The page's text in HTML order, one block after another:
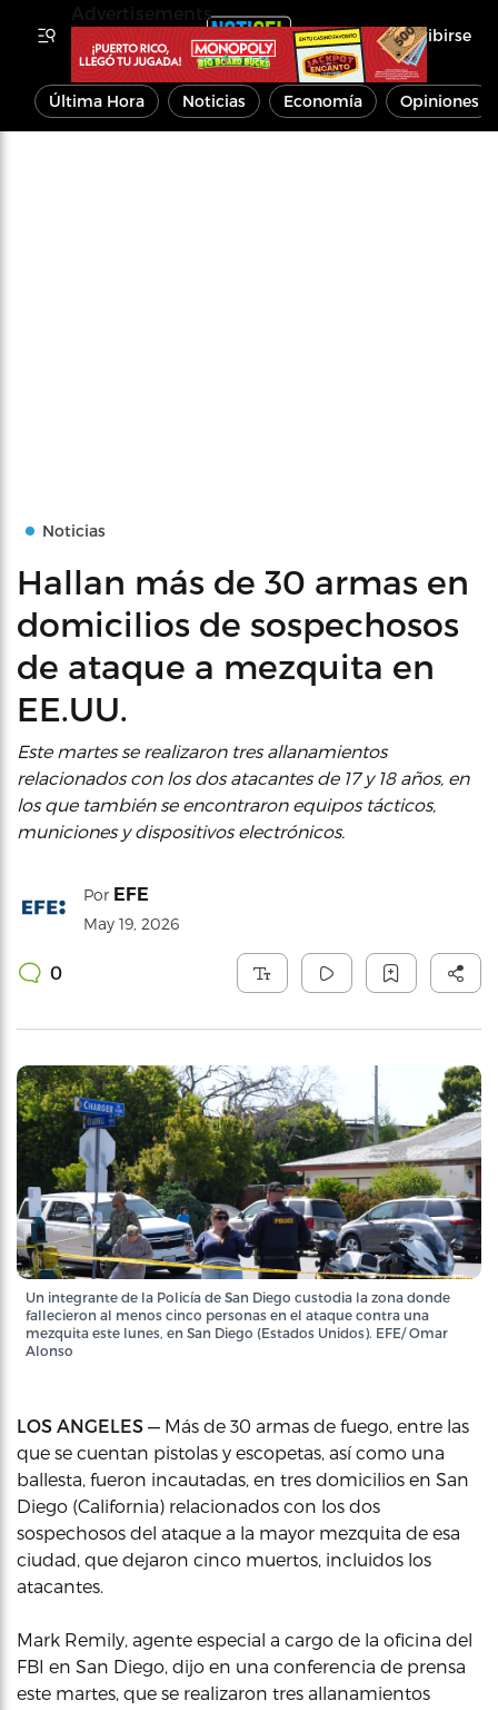
Inscribirse
Última Hora Noticias Economía Opiniones
Noticias
Hallan más de 30 armas en
domicilios de sospechosos
de ataque a mezquita en
EE.UU.
Este martes se realizaron tres allanamientos
relacionados con los dos atacantes de 17 y 18 años, en
los que también se encontraron equipos tácticos,
municiones y dispositivos electrónicos.
Por EFE
May 19, 2026
0
Un integrante de la Policía de San Diego custodia la zona donde
fallecieron al menos cinco personas en el ataque contra una
mezquita este lunes, en San Diego (Estados Unidos). EFE/ Omar
Alonso
LOS ANGELES — Más de 30 armas de fuego, entre las
que se cuentan pistolas y escopetas, así como una
ballesta, fueron incautadas, en tres domicilios en San
Diego (California) relacionados con los dos
sospechosos del ataque a la mayor mezquita de esa
ciudad, que dejaron cinco muertos, incluidos los
atacantes.
Mark Remily, agente especial a cargo de la oficina del
FBI en San Diego, dijo en una conferencia de prensa
este martes, que se realizaron tres allanamientos
Advertisements